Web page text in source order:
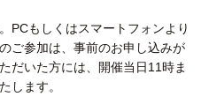
PCもしくはスマートフォンより
ご参加は、事前のお申し込みが
だいた方には、開催当日11時ま
します。